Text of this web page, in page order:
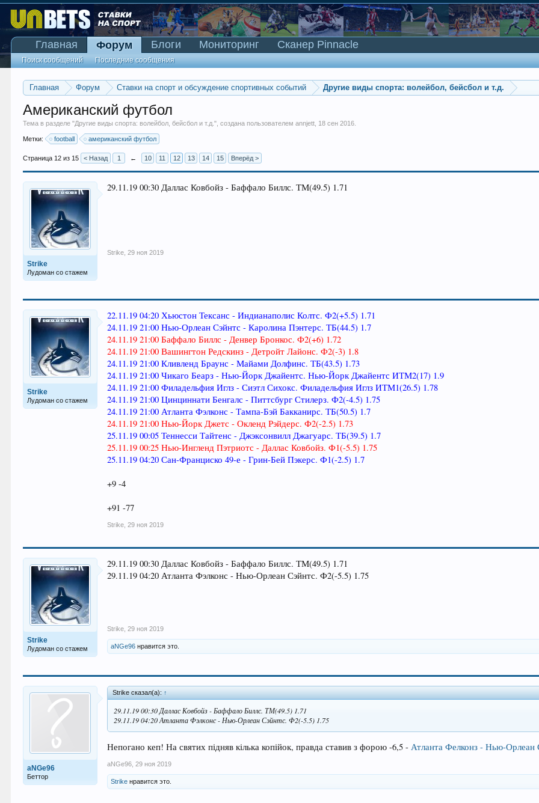
Главная Форум Ставки на спорт и обсуждение спортивных событий Другие виды спорта: волейбол, бейсбол и т.д.
Американский футбол
Тема в разделе "Другие виды спорта: волейбол, бейсбол и т.д.", создана пользователемannjett 18 сен 2016
Метки: football американский футбол
Страница 12 из 15 < Назад 1 ← 10 11 12 13 14 15 Вперёд >
Strike
Лудоман со стажем
29.11.19 00:30 Даллас Ковбойз - Баффало Биллс. ТМ(49.5) 1.71
Strike 29 ноя 2019
Strike
Лудоман со стажем
22.11.19 04:20 Хьюстон Тексанс - Индианаполис Колтс. Ф2(+5.5) 1.71
24.11.19 21:00 Нью-Орлеан Сэйнтс - Каролина Пэнтерс. ТБ(44.5) 1.7
24.11.19 21:00 Баффало Биллс - Денвер Бронкос. Ф2(+6) 1.72
24.11.19 21:00 Вашингтон Редскинз - Детройт Лайонс. Ф2(-3) 1.8
24.11.19 21:00 Кливленд Браунс - Майами Долфинс. ТБ(43.5) 1.73
24.11.19 21:00 Чикаго Беарз - Нью-Йорк Джайентс. Нью-Йорк Джайентс ИТМ2(17) 1.9
24.11.19 21:00 Филадельфия Иглз - Сиэтл Сихокс. Филадельфия Иглз ИТМ1(26.5) 1.78
24.11.19 21:00 Цинциннати Бенгалс - Питтсбург Стилерз. Ф2(-4.5) 1.75
24.11.19 21:00 Атланта Фэлконс - Тампа-Бэй Бакканирс. ТБ(50.5) 1.7
24.11.19 21:00 Нью-Йорк Джетс - Окленд Рэйдерс. Ф2(-2.5) 1.73
25.11.19 00:05 Теннесси Тайтенс - Джэксонвилл Джагуарс. ТБ(39.5) 1.7
25.11.19 00:25 Нью-Ингленд Пэтриотс - Даллас Ковбойз. Ф1(-5.5) 1.75
25.11.19 04:20 Сан-Франциско 49-е - Грин-Бей Пэкерс. Ф1(-2.5) 1.7
+9 -4
+91 -77
Strike 29 ноя 2019
Strike
Лудоман со стажем
29.11.19 00:30 Даллас Ковбойз - Баффало Биллс. ТМ(49.5) 1.71
29.11.19 04:20 Атланта Фэлконс - Нью-Орлеан Сэйнтс. Ф2(-5.5) 1.75
Strike 29 ноя 2019
aNGe96 нравится это.
aNGe96
Беттор
Strike сказал(а): ↑
29.11.19 00:30 Даллас Ковбойз - Баффало Биллс. ТМ(49.5) 1.71
29.11.19 04:20 Атланта Фэлконс - Нью-Орлеан Сэйнтс. Ф2(-5.5) 1.75
Непогано кеп! На святих підняв кілька копійок, правда ставив з форою -6,5 - Атланта Фелконз - Нью-Орлеан
aNGe96 29 ноя 2019
Strike нравится это.
Главная Форум
Поиск сообщений Последние сообщения
Блоги Мониторинг Сканер Pinnacle